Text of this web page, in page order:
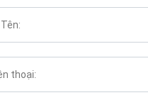
of having a partner who can
audio solutions for large meeting